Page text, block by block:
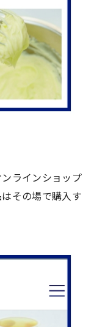
ラインショップ
その場で購入す